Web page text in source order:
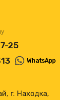
25
WhatsApp
г. Находка,